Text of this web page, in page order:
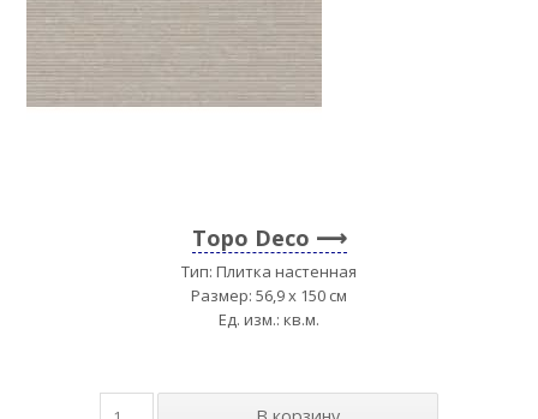
Topo Deco
Тип: Плитка настенная
Размер: 56,9 x 150 см
Ед. изм.: кв.м.